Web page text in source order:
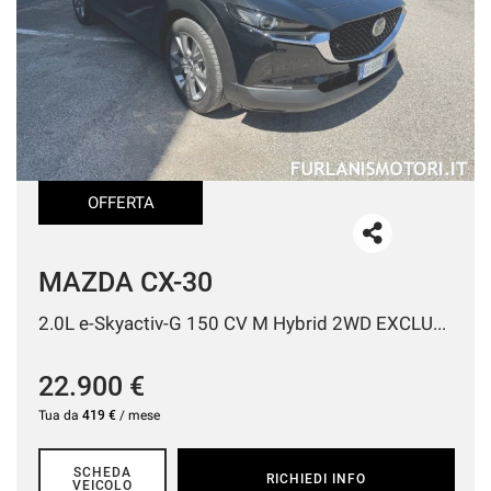
AREA COMMERCIANTI
OFFERTA
MAZDA CX-30
2.0L e-Skyactiv-G 150 CV M Hybrid 2WD EXCLUSIVE
22.900 €
Tua da 419 € / mese
SCHEDA
VEICOLO
RICHIEDI INFO
tracciamento
che
adottiamo
per
offrire
le
funzionalità
e
svolgere
attività
seguito
descritte.
Per
ottenere
informazioni
sull'utilità
sul
funzionamento